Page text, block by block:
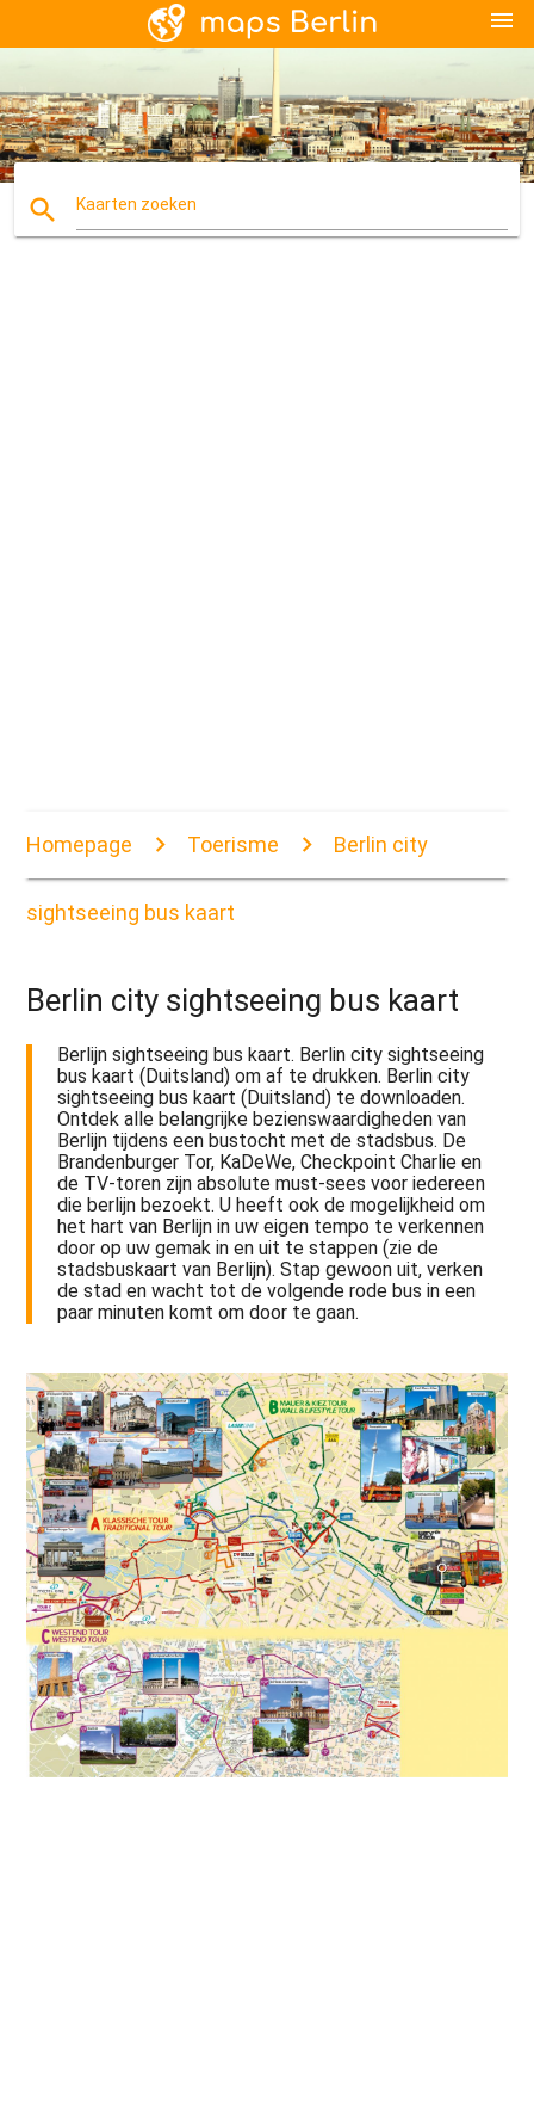
menu
search Kaarten zoeken
Homepage Toerisme Berlin city
sightseeing bus kaart
Berlin city sightseeing bus kaart
Berlijn sightseeing bus kaart. Berlin city sightseeing
bus kaart (Duitsland) om af te drukken. Berlin city
sightseeing bus kaart (Duitsland) te downloaden.
Ontdek alle belangrijke bezienswaardigheden van
Berlijn tijdens een bustocht met de stadsbus. De
Brandenburger Tor, KaDeWe, Checkpoint Charlie en
de TV-toren zijn absolute must-sees voor iedereen
die berlijn bezoekt. U heeft ook de mogelijkheid om
het hart van Berlijn in uw eigen tempo te verkennen
door op uw gemak in en uit te stappen (zie de
stadsbuskaart van Berlijn). Stap gewoon uit, verken
de stad en wacht tot de volgende rode bus in een
paar minuten komt om door te gaan.